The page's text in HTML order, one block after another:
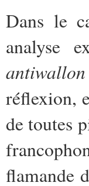
Dans le
analyse
réflexion,
de toutes
flamande